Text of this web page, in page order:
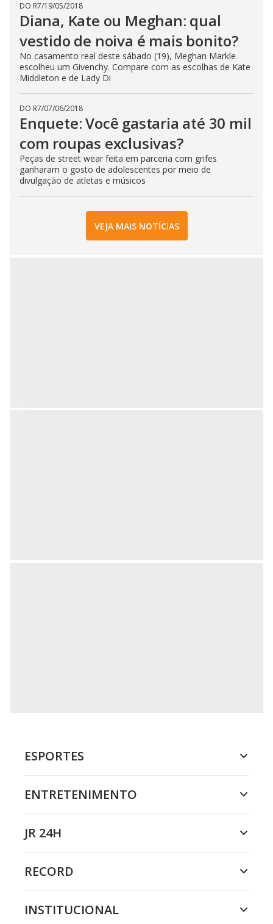
DO R7/19/05/2018
Diana, Kate ou Meghan: qual
vestido de noiva é mais bonito?
No casamento real deste sábado (19), Meghan Markle
escolheu um Givenchy. Compare com as escolhas de Kate
Middleton e de Lady Di
DO R7/07/06/2018
Enquete: Você gastaria até 30 mil
com roupas exclusivas?
Peças de street wear feita em parceria com grifes
ganharam o gosto de adolescentes por meio de
divulgação de atletas e músicos
VEJA MAIS NOTÍCIAS
ESPORTES
ENTRETENIMENTO
JR 24H
RECORD
INSTITUCIONAL